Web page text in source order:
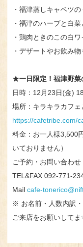
・福津蒸しキャベツ
・福津のハーブと白
・鶏肉ときのこの白
・デザートやお飲み
★一日限定！福津野菜
日時：12月23日(金)
場所：キラキラカフェ
https://cafetribe.com/
料金：お一人様3,500
いておりません）
ご予約・お問い合わせ
TEL&FAX 092-771-
Mail cafe-
※ お名前・人数内訳
ご来店をお願いしてま